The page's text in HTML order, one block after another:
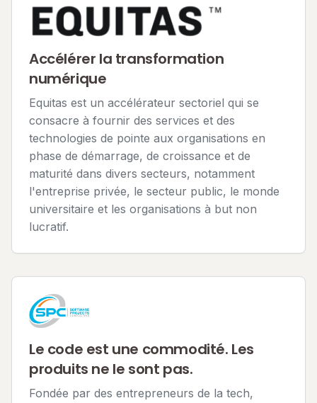
Accélérer la transformation
numérique
Equitas est un accélérateur sectoriel qui se
consacre à fournir des services et des
technologies de pointe aux organisations en
phase de démarrage, de croissance et de
maturité dans divers secteurs, notamment
l'entreprise privée, le secteur public, le monde
universitaire et les organisations à but non
lucratif.
Le code est une commodité. Les
produits ne le sont pas.
Fondée par des entrepreneurs de la tech,